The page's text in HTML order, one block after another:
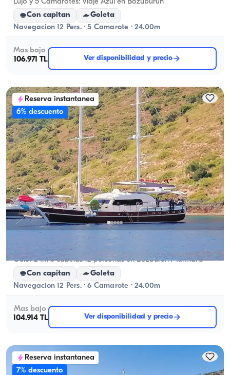
Lujo y 5 Camarotes: Viaje Azul en Bozuburun
Con capitan
Goleta
Navegacion 12 Pers. · 5 Camarote · 24.00m
Mas bajo
106.971 TL
Ver disponibilidad y precio
Reserva instantanea
6% descuento
Marmaris, Muğla
Gulet 24m 6 cabinas 12 personas en Bozburun Marmaris
Con capitan
Goleta
Navegacion 12 Pers. · 6 Camarote · 24.00m
Mas bajo
104.914 TL
Ver disponibilidad y precio
Reserva instantanea
7% descuento